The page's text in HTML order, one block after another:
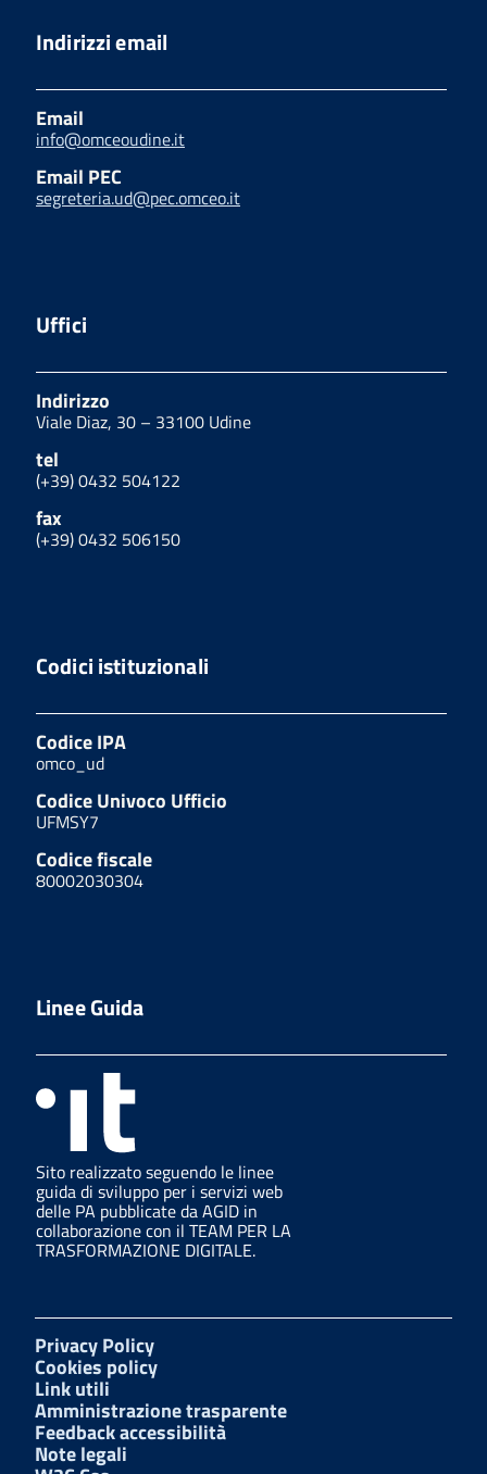
Indirizzi email
Email
info@omceoudine.it
Email PEC
segreteria.ud@pec.omceo.it
Uffici
Indirizzo
Viale Diaz, 30 – 33100 Udine
tel
(+39) 0432 504122
fax
(+39) 0432 506150
Codici istituzionali
Codice IPA
omco_ud
Codice Univoco Ufficio
UFMSY7
Codice fiscale
80002030304
Linee Guida
Sito realizzato seguendo le linee
guida di sviluppo per i servizi web
delle PA pubblicate da AGID in
collaborazione con il TEAM PER LA
TRASFORMAZIONE DIGITALE.
Privacy Policy
Cookies policy
Link utili
Amministrazione trasparente
Feedback accessibilità
Note legali